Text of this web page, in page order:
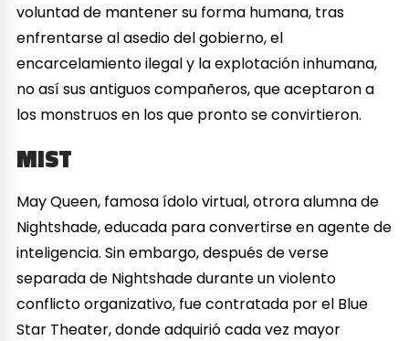
voluntad de mantener su forma humana, tras
enfrentarse al asedio del gobierno, el
encarcelamiento ilegal y la explotación inhumana,
no así sus antiguos compañeros, que aceptaron a
los monstruos en los que pronto se convirtieron.
MIST
May Queen, famosa ídolo virtual, otrora alumna de
Nightshade, educada para convertirse en agente de
inteligencia. Sin embargo, después de verse
separada de Nightshade durante un violento
conflicto organizativo, fue contratada por el Blue
Star Theater, donde adquirió cada vez mayor